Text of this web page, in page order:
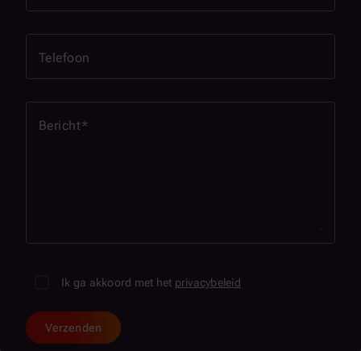
Telefoon
Bericht
Ik ga akkoord met het privacybeleid
Verzenden